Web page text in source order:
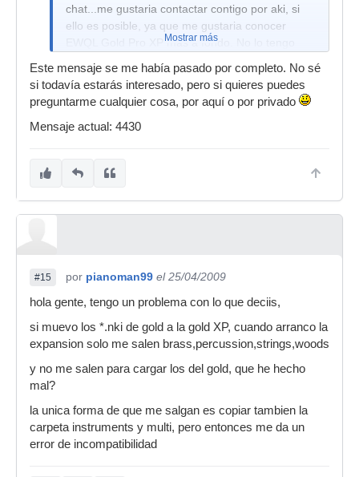
chat...me gustaria contactar contigo por aki, si
ello es posible, ya que me gustaria conocer
EWQL Gold Pro XP más a fondo. No lo tengo
carcaterísticas que tiene,. He escuchado las
muestras que tiene por internet, y me he kedado
asombrado de la calidad de sonido que tiene.
COmpongo música sinfónica pero la calidad es
secuenciador KORG Trinity. Pero desconocía del
Me gustaria, que pudieses explicarme algunas
dudas sobre este software...
Gracias!
Saludos desde Gran Canaria.
Mostrar más
Este mensaje se me había pasado por completo. No sé
si todavía estarás interesado, pero si quieres puedes
preguntarme cualquier cosa, por aquí o por privado
Mensaje actual: 4430
#15 por pianoman99 el 25/04/2009
hola gente, tengo un problema con lo que deciis,
si muevo los *.nki de gold a la gold XP, cuando arranco la
expansion solo me salen brass,percussion,strings,woods
y no me salen para cargar los del gold, que he hecho
mal?
la unica forma de que me salgan es copiar tambien la
carpeta instruments y multi, pero entonces me da un
error de incompatibilidad